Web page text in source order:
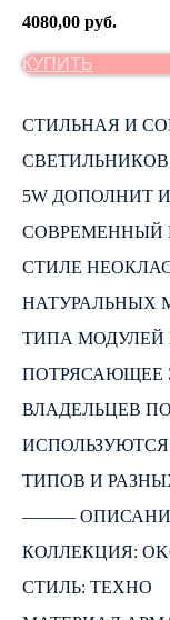
4080,00 руб.
КУПИТЬ
СТИЛЬНАЯ И
5W ДОПОЛНИТ
СОВРЕМЕННЫЙ
СТИЛЕ
НАТУРАЛЬНЫХ
ТИПА МОДУЛЕЙ
ПОТРЯСАЮЩЕЕ
ВЛАДЕЛЬЦЕВ
ТИПОВ И
―――
КОЛЛЕКЦИЯ:
СТИЛЬ: ТЕХНО